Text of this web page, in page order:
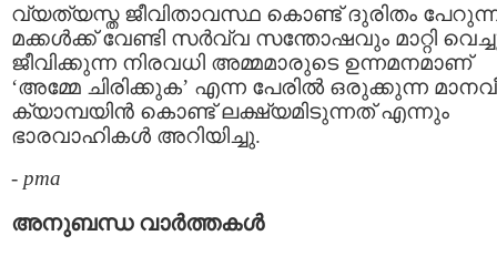
വ്യത്യസ്ത ജീവിതാവസ്ഥ കൊണ്ട് ദുരിതം
മക്കള്‍ക്ക് വേണ്ടി സര്‍വ്വ സന്തോഷവും മാറ്റി
ജീവിക്കുന്ന നിരവധി അമ്മമാരുടെ ഉന്നമനമാണ്
‘അമ്മേ ചിരിക്കുക’ എന്ന പേരില്‍ ഒരുക്കുന്ന
ക്യാമ്പയിൻ കൊണ്ട് ലക്ഷ്യമിടുന്നത് എന്നും
ഭാരവാഹികൾ അറിയിച്ചു.
- pma
അനുബന്ധ വാര്‍ത്തകള്‍